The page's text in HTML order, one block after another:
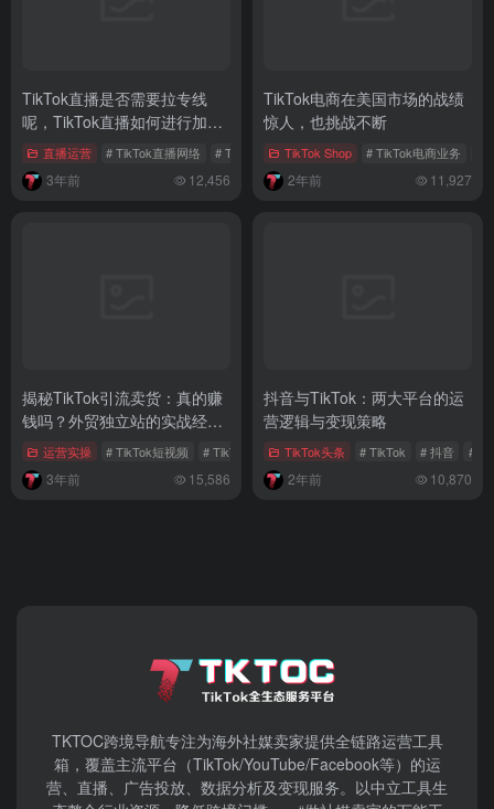
TikTok直播是否需要拉专线
呢，TikTok直播如何进行加
速？直播运营 # TikTok直播网络 # TikTok海外代理节点 # TikTok直播加速盒子
3年前 12,456
TikTok电商在美国市场的战绩
惊人，也挑战不断
TikTok Shop # TikTok电商业务
2年前 11,927
揭秘TikTok引流卖货：真的赚
钱吗？外贸独立站的实战经验
分享运营实操 # TikTok短视频 # TikTok直播带货 # TikTok独立站
3年前 15,586
抖音与TikTok：两大平台的运
营逻辑与变现策略
TikTok头条 # TikTok # 抖音 #
2年前 10,870
TKTOC跨境导航​专注为海外社媒卖家提供全链路运营工具
箱，覆盖主流平台（TikTok/YouTube/Facebook等）​的运
营、直播、广告投放、数据分析及变现服务。以中立工具生